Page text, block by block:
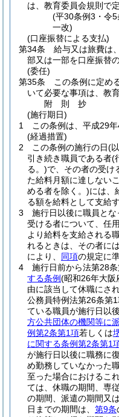
は、教育委員会規則で定
(平30条例3・令5
一改)
(口座振替による支払)
第34条
給与又は旅費は
部又は一部を口座振替
(委任)
第35条
この条例に定め
いて必要な事項は、教
附 則
抄
(施行期日)
1
この条例は、平成29
(経過措置)
2
この条例の施行の日(
引き続き職員である者(
る。)で、その者の受け
た給料月額に達しない
める者を除く。)には、
る額を給料として支給す
3
施行日以後に職員と
受ける者について、任
より給料を支給される
れるときは、その者に
により、 同項の規定に
4
施行日前から法第28
する条例(昭和26年大阪
由に該当して休職にさ
公務員特例法第26条第
ている職員が施行日以
方公共団体の機関等に
例第2条第1項若しくは
に関する条例第2条第1
が施行日以後に職務に
め勤務していなかった
至った場合におけるこ
ては、休職の期間、専
の期間、派遣の期間又
日までの期間は、 第9条